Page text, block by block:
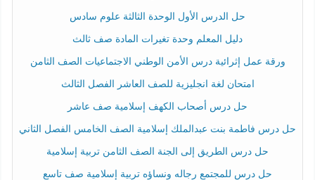
حل الدرس الأول الوحدة الثالثة علوم سادس
دليل المعلم وحدة تغيرات المادة صف ثالث
ورقة عمل إثرائية درس الأمن الوطني الاجتماعيات الصف الثامن
امتحان لغة انجليزية للصف العاشر الفصل الثالث
حل درس أصحاب الكهف إسلامية صف عاشر
حل درس فاطمة بنت عبدالملك إسلامية الصف الخامس الفصل الثاني
حل درس الطريق إلى الجنة الصف الثامن تربية إسلامية
حل درس للمجتمع رجاله ونساؤه تربية إسلامية صف تاسع